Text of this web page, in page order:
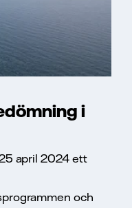
i
april 2024 ett
och